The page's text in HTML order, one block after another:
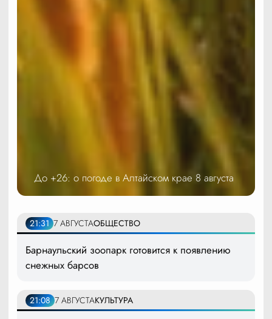
До +26: о погоде в Алтайском крае 8 августа
21:31 7 АВГУСТАОБЩЕСТВО
Барнаульский зоопарк готовится к появлению
снежных барсов
21:08 7 АВГУСТАКУЛЬТУРА